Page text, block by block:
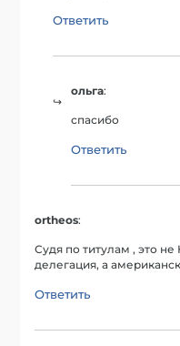
Ответить
ольга:
спасибо
Ответить
ortheos:
Судя по титулам , это
делегация, а
Ответить